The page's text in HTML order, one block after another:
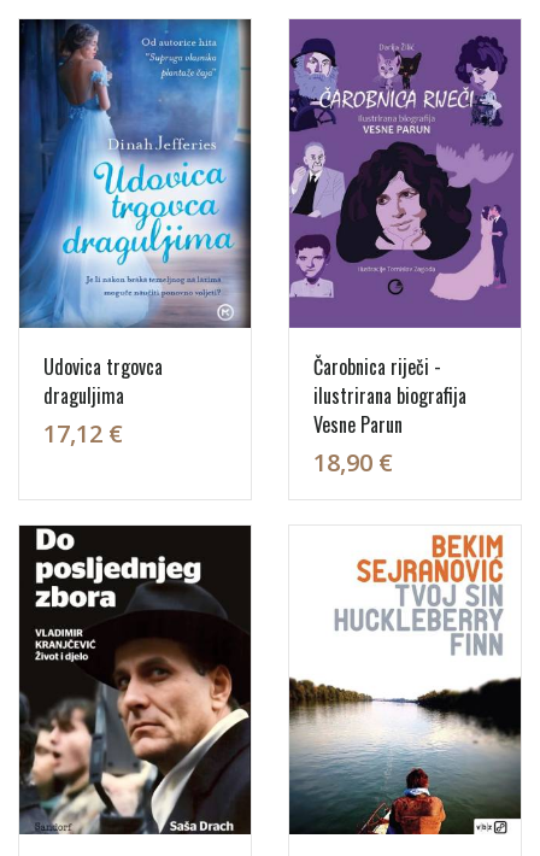
Udovica trgovca
draguljima
17,12 €
Čarobnica riječi -
ilustrirana biografija
Vesne Parun
18,90 €